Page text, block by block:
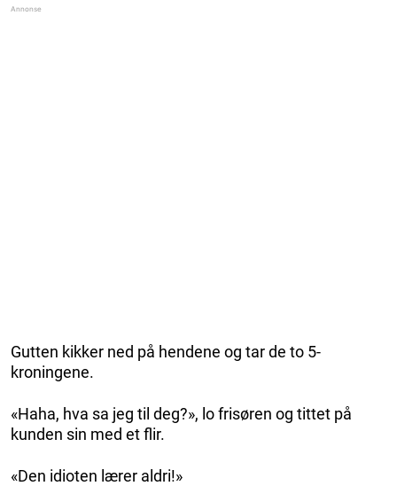
Gutten kikker ned på hendene og tar de to 5-
kroningene.
«Haha, hva sa jeg til deg?», lo frisøren og tittet på
kunden sin med et flir.
«Den idioten lærer aldri!»